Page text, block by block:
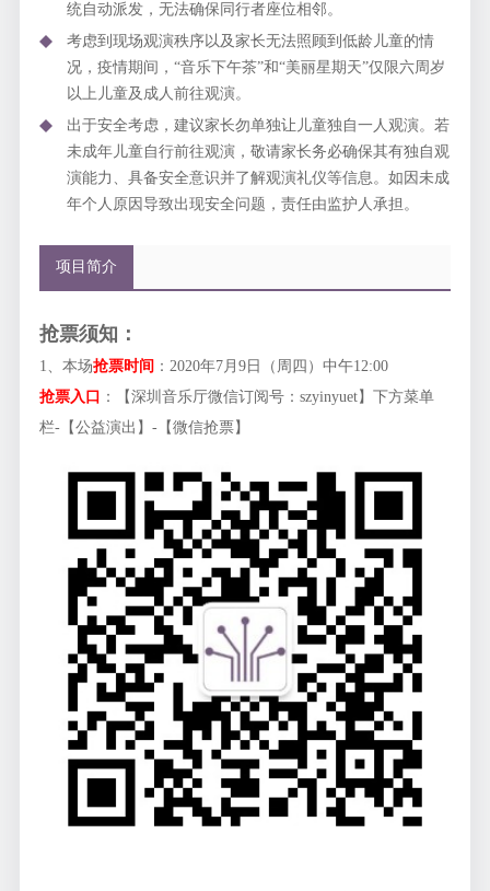
统自动派发，无法确保同行者座位相邻。
考虑到现场观演秩序以及家长无法照顾到低龄儿童的情
况，疫情期间，“音乐下午茶”和“美丽星期天”仅限六周岁
以上儿童及成人前往观演。
出于安全考虑，建议家长勿单独让儿童独自一人观演。若
未成年儿童自行前往观演，敬请家长务必确保其有独自观
演能力、具备安全意识并了解观演礼仪等信息。如因未成
年个人原因导致出现安全问题，责任由监护人承担。
项目简介
抢票须知：
1、本场抢票时间 ：2020年7月9日（周四）中午12:00
抢票入口 ：【深圳音乐厅微信订阅号：szyinyuet】下方菜单
栏-【公益演出】-【微信抢票】